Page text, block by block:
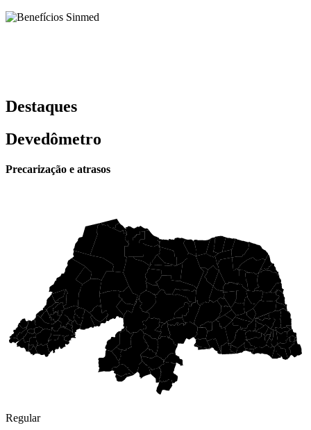
Destaques
Devedômetro
Precarização e atrasos
Regular